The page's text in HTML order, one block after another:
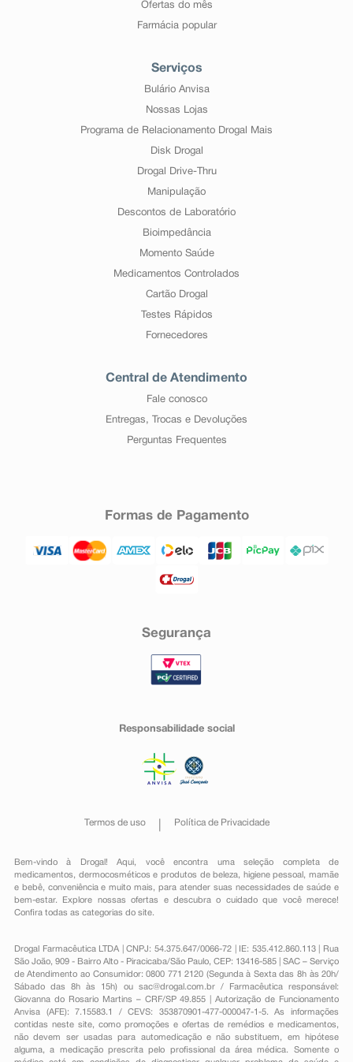
Ofertas do mês
Farmácia popular
Serviços
Bulário Anvisa
Nossas Lojas
Programa de Relacionamento Drogal Mais
Disk Drogal
Drogal Drive-Thru
Manipulação
Descontos de Laboratório
Bioimpedância
Momento Saúde
Medicamentos Controlados
Cartão Drogal
Testes Rápidos
Fornecedores
Central de Atendimento
Fale conosco
Entregas, Trocas e Devoluções
Perguntas Frequentes
Formas de Pagamento
Segurança
Responsabilidade social
Termos de uso Política de Privacidade
Bem-vindo à Drogal! Aqui, você encontra uma seleção completa de
medicamentos , dermocosméticos e produtos de beleza, higiene pessoal ,mamãe
e bebê, conveniênciae muito mais, para atender suas necessidades de saúde e
bem-estar. Explore nossas ofertas e descubra o cuidado que você merece!
Confira todas as categorias do site.
Drogal Farmacêutica LTDA | CNPJ: 54.375.647/0066-72 | IE: 535.412.860.113 | Rua
São João, 909 - Bairro Alto - Piracicaba/São Paulo, CEP: 13416-585 | SAC – Serviço
de Atendimento ao Consumidor: 0800 771 2120 (Segunda à Sexta das 8h às 20h/
Sábado das 8h às 15h) ou sac@drogal.com.br/ Farmacêutica responsável:
Giovanna do Rosario Martins – CRF/SP 49.855 | Autorização de Funcionamento
Anvisa (AFE): 7.15583.1 / CEVS: 353870901-477-000047-1-5. As informações
contidas neste site, como promoções e ofertas de remédios e medicamentos,
não devem ser usadas para automedicação e não substituem, em hipótese
alguma, a medicação prescrita pelo profissional da área médica. Somente o